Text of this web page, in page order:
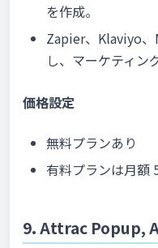
を作成。
Zapier、Klaviyo
し、マーケティン
価格設定
無料プランあり
有料プランは月額
9. Attrac Popup,